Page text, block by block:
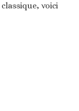
classique, voici